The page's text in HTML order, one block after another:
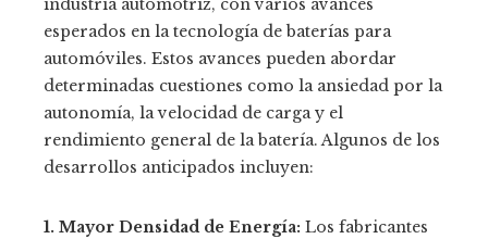
industria automotriz, con varios avances
esperados en la tecnología de baterías para
automóviles. Estos avances pueden abordar
determinadas cuestiones como la ansiedad por la
autonomía, la velocidad de carga y el
rendimiento general de la batería. Algunos de los
desarrollos anticipados incluyen:
1. Mayor Densidad de Energía: Los fabricantes